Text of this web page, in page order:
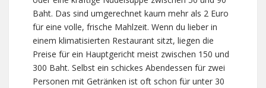
Baht. Das sind umgerechnet kaum mehr als 2 Euro
für eine volle, frische Mahlzeit. Wenn du lieber in
einem klimatisierten Restaurant sitzt, liegen die
Preise für ein Hauptgericht meist zwischen 150 und
300 Baht. Selbst ein schickes Abendessen für zwei
Personen mit Getränken ist oft schon für unter 30